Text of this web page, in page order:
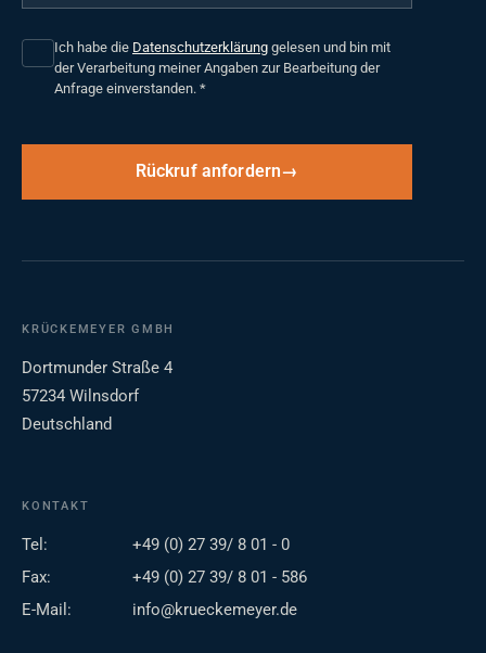
Ich habe die Datenschutzerklärung gelesen und bin mit
der Verarbeitung meiner Angaben zur Bearbeitung der
Anfrage einverstanden. *
Rückruf anfordern
KRÜCKEMEYER GMBH
Dortmunder Straße 4
57234 Wilnsdorf
Deutschland
KONTAKT
Tel:
+49 (0) 27 39/ 8 01 - 0
Fax:
+49 (0) 27 39/ 8 01 - 586
E-Mail:
info@krueckemeyer.de